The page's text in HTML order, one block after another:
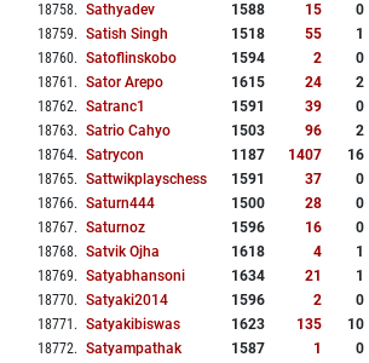
18758. Sathyadev 1588 15
0
18759. Satish Singh 1518 55
1
18760. Satoflinskobo 1594 2
0
18761 . Sator Arepo 1615 24
2
18762. Satranc1 1591 39
0
18763. Satrio Cahyo 1503 96
2
18764. Satrycon 1187 1407
16
18765. Sattwikplayschess 1591 37
0
18766. Saturn444 1500 28
0
18767. Saturnoz 1596 16
0
18768. Satvik Ojha 1618 4
1
18769. Satyabhansoni 1634 21
1
18770. Satyaki2014 1596 2
0
18771 . Satyakibiswas 1623 135
10
18772. Satyampathak 1587 1
0